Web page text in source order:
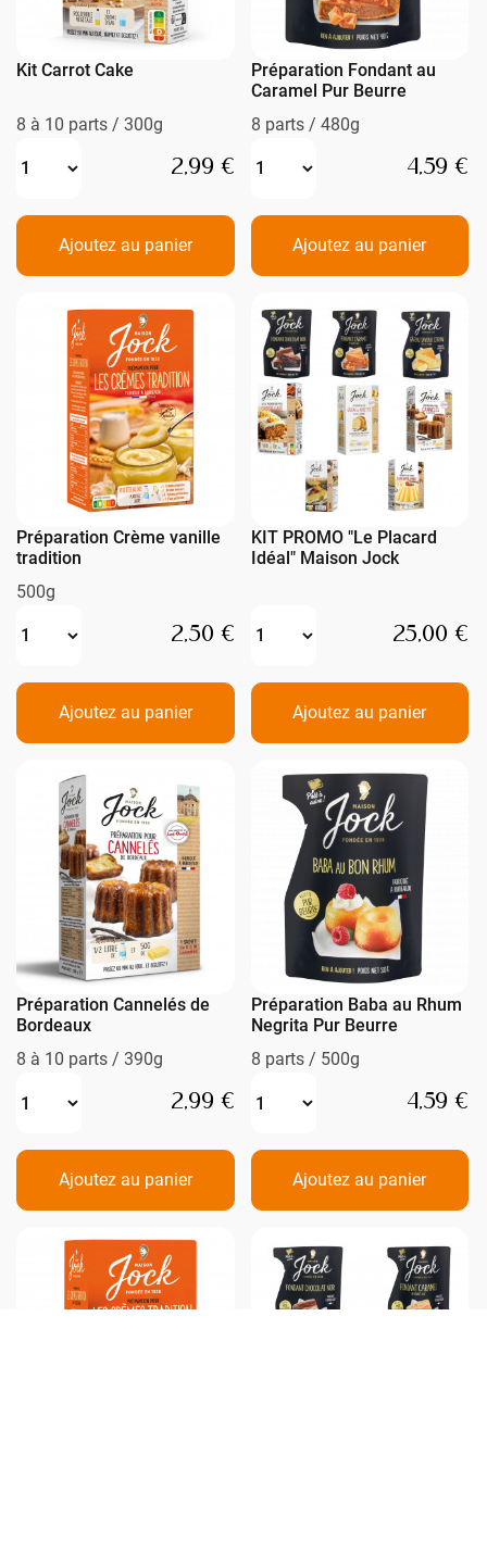
Kit Carrot Cake
8 à 10 parts / 300g
2,99 €
Ajoutez au panier
Préparation Fondant au
Caramel Pur Beurre
8 parts / 480g
4,59 €
Ajoutez au panier
Préparation Crème vanille
tradition
500g
2,50 €
Ajoutez au panier
KIT PROMO "Le Placard
Idéal" Maison Jock
25,00 €
Ajoutez au panier
Préparation Cannelés de
Bordeaux
8 à 10 parts / 390g
2,99 €
Ajoutez au panier
Préparation Baba au Rhum
Negrita Pur Beurre
8 parts / 500g
4,59 €
Ajoutez au panier